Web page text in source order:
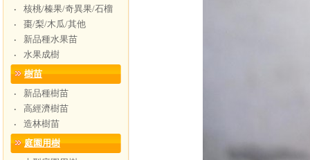
‧
核桃/榛果/奇異果/石榴
‧
棗/梨/木瓜/其他
‧
新品種水果苗
‧
水果成樹
樹苗
‧
新品種樹苗
‧
高經濟樹苗
‧
造林樹苗
庭園用樹